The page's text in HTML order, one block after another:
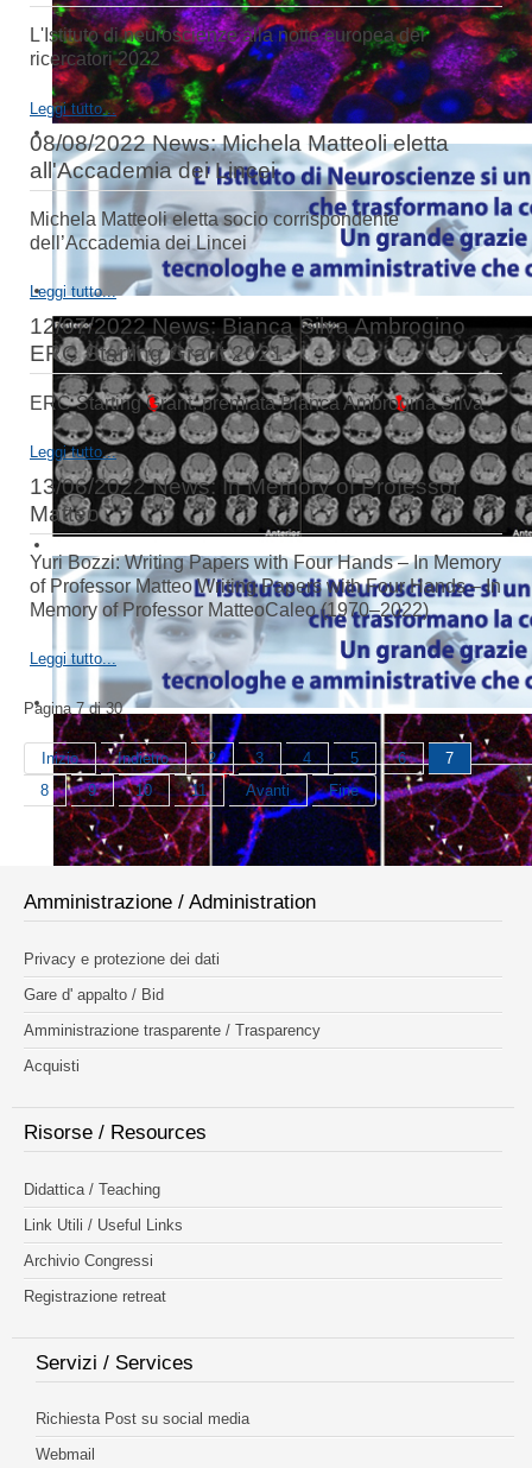
L'Istituto di neuroscienze alla notte europea dei
ricercatori 2022
Leggi tutto...
08/08/2022 News: Michela Matteoli eletta
all'Accademia dei Lincei
Michela Matteoli eletta socio corrispondente
dell’Accademia dei Lincei
Leggi tutto...
12/07/2022 News: Bianca Silva Ambrogino
ERC Starting Grant 2021
ERC Starting Grant: premiata Bianca Ambrogina Silva
Leggi tutto...
13/06/2022 News: In Memory of Professor
Matteo
Yuri Bozzi: Writing Papers with Four Hands – In Memory
of Professor Matteo Writing Papers with Four Hands – In
Memory of Professor MatteoCaleo (1970–2022)
Leggi tutto...
Pagina 7 di 30
Inizio Indietro 2 3 4 5 6
7
8
9 10 11 Avanti Fine
Amministrazione / Administration
Privacy e protezione dei dati
Gare d' appalto / Bid
Amministrazione trasparente / Trasparency
Acquisti
Risorse / Resources
Didattica / Teaching
Link Utili / Useful Links
Archivio Congressi
Registrazione retreat
Servizi / Services
Richiesta Post su social media
Webmail